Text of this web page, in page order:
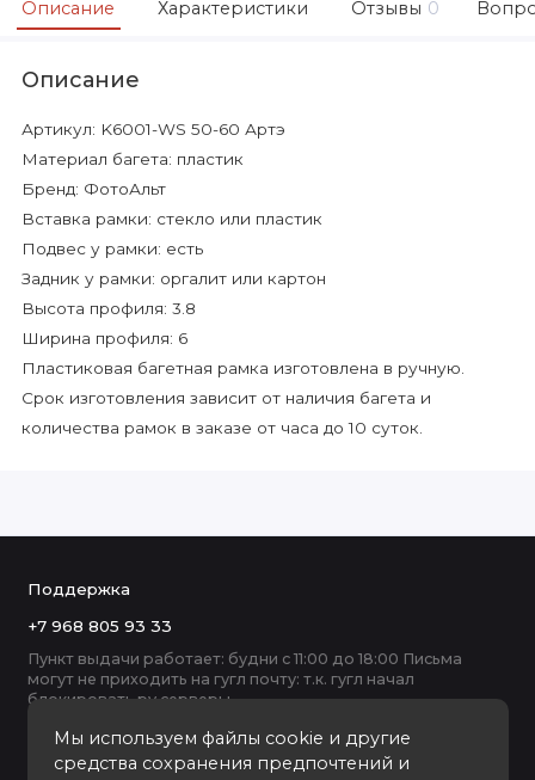
Описание Характеристики Отзывы 0
Описание
Артикул: K6001-WS 50-60 Артэ
Материал багета: пластик
Бренд: ФотоАльт
Вставка рамки: стекло или пластик
Подвес у рамки: есть
Задник у рамки: оргалит или картон
Высота профиля: 3.8
Ширина профиля: 6
Пластиковая багетная рамка изготовлена в ручную.
Срок изготовления зависит от наличия багета и
количества рамок в заказе от часа до 10 суток.
Мы используем файлы cookie и другие
средства сохранения предпочтений и
Поддержка
+7 968 805 93 33
Пункт выдачи работает: будни с 11:00 до 18:00 Письма
могут не приходить на гугл почту: т.к. гугл начал
блокировать ру серверы